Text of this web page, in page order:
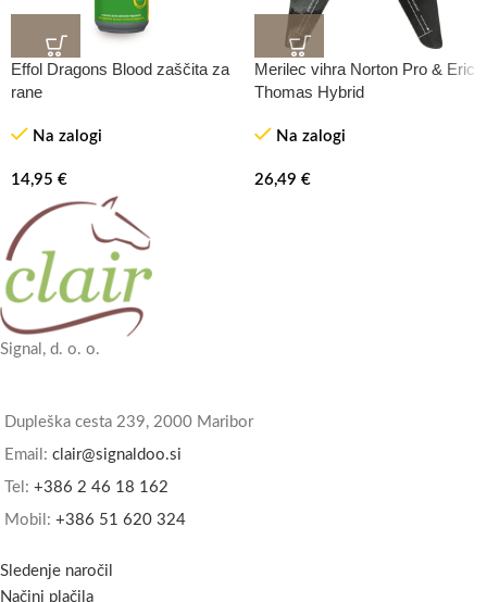
Effol Dragons Blood zaščita za
rane
Na zalogi
14,95 €
Merilec vihra Norton Pro & Eric
Thomas Hybrid
Na zalogi
26,49 €
Signal, d. o. o.
Dupleška cesta 239, 2000 Maribor
Email: clair@signaldoo.si
Tel: +386 2 46 18 162
Mobil: +386 51 620 324
Sledenje naročil
Načini plačila